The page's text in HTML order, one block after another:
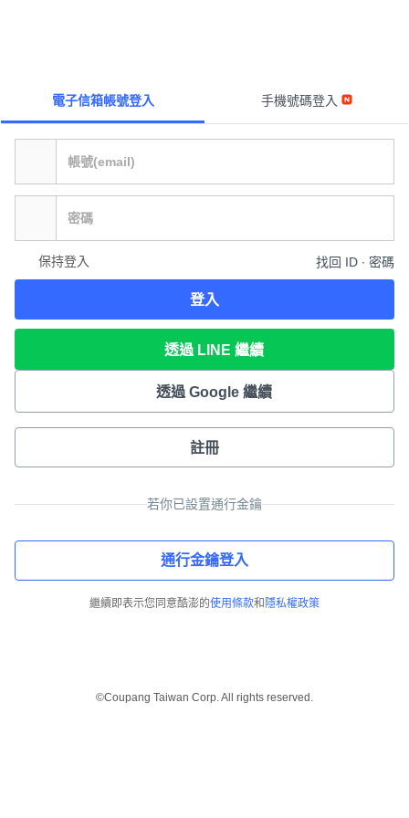
電子信箱帳號登入 手機號碼登入
保持登入 找回 ID ∙ 密碼
登入
透過 LINE 繼續
透過 Google 繼續
註冊
若你已設置通行金鑰
通行金鑰登入
繼續即表示您同意酷澎的使用條款和 隱私權政策
©Coupang Taiwan Corp. All rights reserved.